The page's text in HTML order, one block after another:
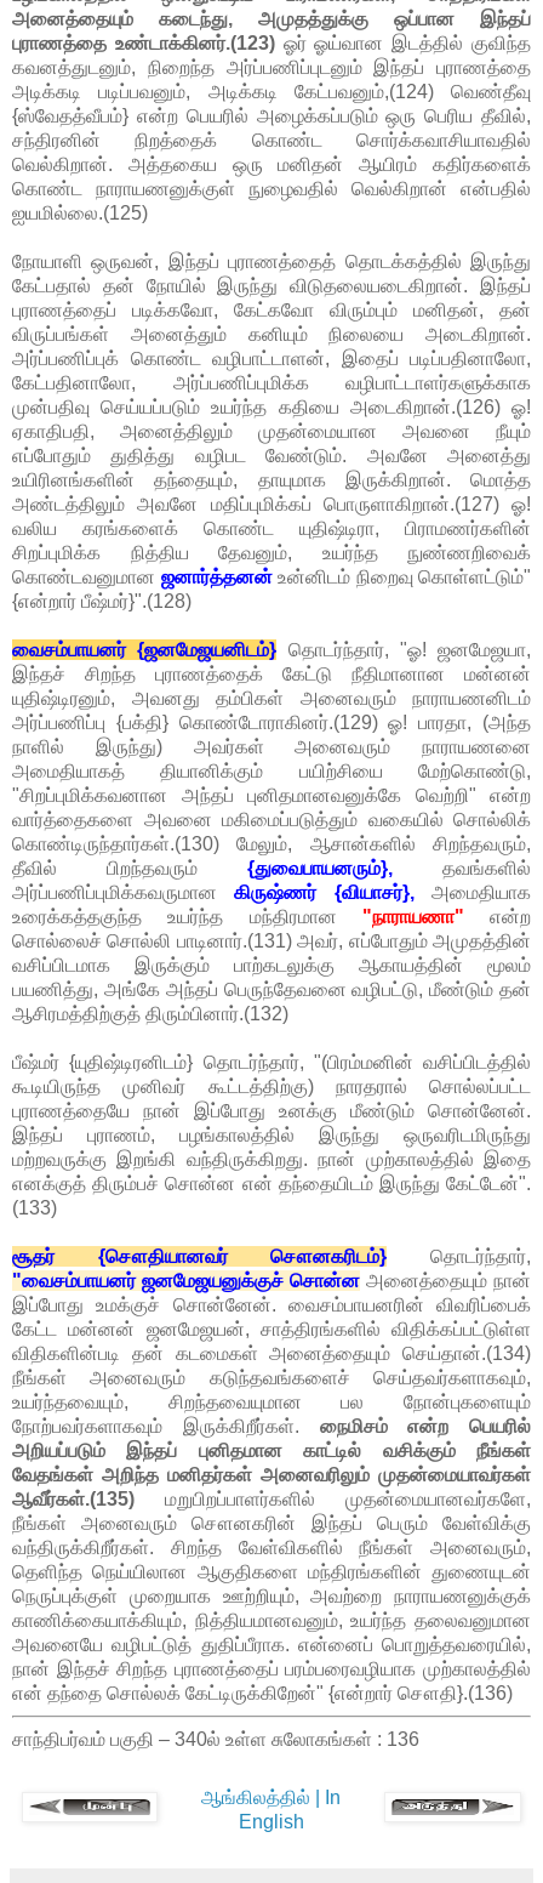
அனைத்தையும் கடைந்து, அமுதத்துக்கு ஒப்பான இந்தப்
புராணத்தை உண்டாக்கினர்.(123)ஓர் ஓய்வான இடத்தில் குவிந்த
கவனத்துடனும், நிறைந்த அர்ப்பணிப்புடனும் இந்தப் புராணத்தை
அடிக்கடி படிப்பவனும், அடிக்கடி கேட்பவனும்,(124) வெண்தீவு
{ஸ்வேதத்வீபம்} என்ற பெயரில் அழைக்கப்படும் ஒரு பெரிய தீவில்,
சந்திரனின் நிறத்தைக் கொண்ட சொர்க்கவாசியாவதில்
வெல்கிறான். அத்தகைய ஒரு மனிதன் ஆயிரம் கதிர்களைக்
கொண்ட நாராயணனுக்குள் நுழைவதில் வெல்கிறான் என்பதில்
ஐயமில்லை.(125)
நோயாளி ஒருவன், இந்தப் புராணத்தைத் தொடக்கத்தில் இருந்து
கேட்பதால் தன் நோயில் இருந்து விடுதலையடைகிறான். இந்தப்
புராணத்தைப் படிக்கவோ, கேட்கவோ விரும்பும் மனிதன், தன்
விருப்பங்கள் அனைத்தும் கனியும் நிலையை அடைகிறான்.
அர்ப்பணிப்புக் கொண்ட வழிபாட்டாளன், இதைப் படிப்பதினாலோ,
கேட்பதினாலோ, அர்ப்பணிப்புமிக்க வழிபாட்டாளர்களுக்காக
முன்பதிவு செய்யப்படும் உயர்ந்த கதியை அடைகிறான்.(126) ஓ!
ஏகாதிபதி, அனைத்திலும் முதன்மையான அவனை நீயும்
எப்போதும் துதித்து வழிபட வேண்டும். அவனே அனைத்து
உயிரினங்களின் தந்தையும், தாயுமாக இருக்கிறான். மொத்த
அண்டத்திலும் அவனே மதிப்புமிக்கப் பொருளாகிறான்.(127) ஓ!
வலிய கரங்களைக் கொண்ட யுதிஷ்டிரா, பிராமணர்களின்
சிறப்புமிக்க நித்திய தேவனும், உயர்ந்த நுண்ணறிவைக்
கொண்டவனுமான ஜனார்த்தனன்உன்னிடம் நிறைவு கொள்ளட்டும்"
{என்றார் பீஷ்மர்}".(128)
வைசம்பாயனர் {ஜனமேஜயனிடம்} தொடர்ந்தார், "ஓ! ஜனமேஜயா,
இந்தச் சிறந்த புராணத்தைக் கேட்டு நீதிமானான மன்னன்
யுதிஷ்டிரனும், அவனது தம்பிகள் அனைவரும் நாராயணனிடம்
அர்ப்பணிப்பு {பக்தி} கொண்டோராகினர்.(129) ஓ! பாரதா, (அந்த
நாளில் இருந்து) அவர்கள் அனைவரும் நாராயணனை
அமைதியாகத் தியானிக்கும் பயிற்சியை மேற்கொண்டு,
"சிறப்புமிக்கவனான அந்தப் புனிதமானவனுக்கே வெற்றி" என்ற
வார்த்தைகளை அவனை மகிமைப்படுத்தும் வகையில் சொல்லிக்
கொண்டிருந்தார்கள்.(130) மேலும், ஆசான்களில் சிறந்தவரும்,
தீவில் பிறந்தவரும் {துவைபாயனரும்}, தவங்களில்
அர்ப்பணிப்புமிக்கவருமானகிருஷ்ணர் {வியாசர்},அமைதியாக
உரைக்கத்தகுந்த உயர்ந்த மந்திரமான "நாராயணா" என்ற
சொல்லைச் சொல்லி பாடினார்.(131) அவர், எப்போதும் அமுதத்தின்
வசிப்பிடமாக இருக்கும் பாற்கடலுக்கு ஆகாயத்தின் மூலம்
பயணித்து, அங்கே அந்தப் பெருந்தேவனை வழிபட்டு, மீண்டும் தன்
ஆசிரமத்திற்குத் திரும்பினார்.(132)
பீஷ்மர் {யுதிஷ்டிரனிடம்} தொடர்ந்தார், "(பிரம்மனின் வசிப்பிடத்தில்
கூடியிருந்த முனிவர் கூட்டத்திற்கு) நாரதரால் சொல்லப்பட்ட
புராணத்தையே நான் இப்போது உனக்கு மீண்டும் சொன்னேன்.
இந்தப் புராணம், பழங்காலத்தில் இருந்து ஒருவரிடமிருந்து
மற்றவருக்கு இறங்கி வந்திருக்கிறது. நான் முற்காலத்தில் இதை
எனக்குத் திரும்பச் சொன்ன என் தந்தையிடம் இருந்து கேட்டேன்".
(133)
சூதர் {சௌதியானவர் சௌனகரிடம்} தொடர்ந்தார்,
"வைசம்பாயனர் ஜனமேஜயனுக்குச் சொன்ன அனைத்தையும் நான்
இப்போது உமக்குச் சொன்னேன். வைசம்பாயனரின் விவரிப்பைக்
கேட்ட மன்னன் ஜனமேஜயன், சாத்திரங்களில் விதிக்கப்பட்டுள்ள
விதிகளின்படி தன் கடமைகள் அனைத்தையும் செய்தான்.(134)
நீங்கள் அனைவரும் கடுந்தவங்களைச் செய்தவர்களாகவும்,
உயர்ந்தவையும், சிறந்தவையுமான பல நோன்புகளையும்
நோற்பவர்களாகவும் இருக்கிறீர்கள். நைமிசம் என்ற பெயரில்
அறியப்படும் இந்தப் புனிதமான காட்டில் வசிக்கும் நீங்கள்
வேதங்கள் அறிந்த மனிதர்கள் அனைவரிலும் முதன்மையாவர்கள்
ஆவீர்கள்.(135) மறுபிறப்பாளர்களில் முதன்மையானவர்களே,
நீங்கள் அனைவரும் சௌனகரின் இந்தப் பெரும் வேள்விக்கு
வந்திருக்கிறீர்கள். சிறந்த வேள்விகளில் நீங்கள் அனைவரும்,
தெளிந்த நெய்யிலான ஆகுதிகளை மந்திரங்களின் துணையுடன்
நெருப்புக்குள் முறையாக ஊற்றியும், அவற்றை நாராயணனுக்குக்
காணிக்கையாக்கியும், நித்தியமானவனும், உயர்ந்த தலைவனுமான
அவனையே வழிபட்டுத் துதிப்பீராக. என்னைப் பொறுத்தவரையில்,
நான் இந்தச் சிறந்த புராணத்தைப் பரம்பரைவழியாக முற்காலத்தில்
என் தந்தை சொல்லக் கேட்டிருக்கிறேன்" {என்றார் சௌதி}.(136)
சாந்திபர்வம் பகுதி – 340ல் உள்ள சுலோகங்கள் : 136
ஆங்கிலத்தில் | In
English